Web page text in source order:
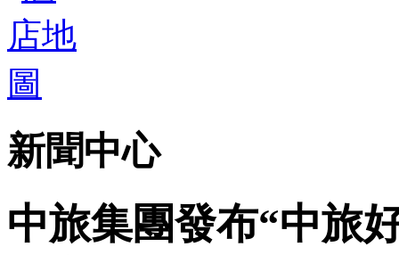
新聞中心
中旅集團發布“中旅